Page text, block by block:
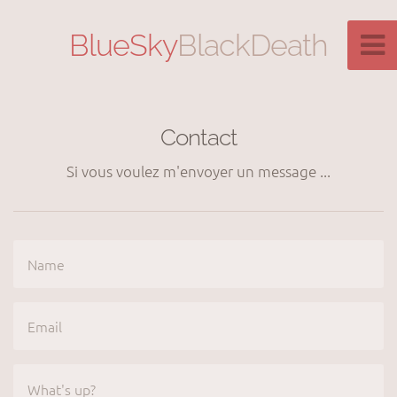
BlueSkyBlackDeath
Contact
Si vous voulez m'envoyer un message ...